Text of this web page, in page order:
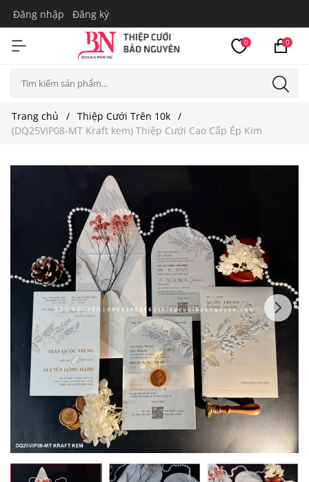
Đăng nhập Đăng ký
0 0
Trang chủ
Thiệp Cưới Trên 10k
(DQ25VIP08-MT Kraft kem) Thiệp Cưới Cao Cấp Ép Kim